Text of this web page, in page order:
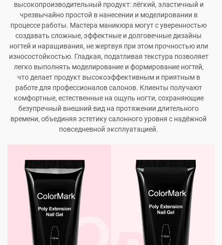
высокопроизводительный продукт: лёгкий, эластичный и
чрезвычайно простой в нанесении и моделировании в
процессе работы. Мастера маникюра могут с уверенностью
создавать сложные, эффектные и долговечные дизайны
ногтей и наращивания, не жертвуя при этом прочностью или
износостойкостью. Гладкая, податливая текстура позволяет
легко выполнять моделирование и формирование ногтей,
что делает продукт высокоэффективным и приятным в
работе для профессионалов салонов. Клиенты получают
комфортные, естественные на ощупь ногти, сохраняющие
безупречный внешний вид на протяжении длительного
времени, объединяя эстетику салонного уровня с надёжной
повседневной эксплуатацией.